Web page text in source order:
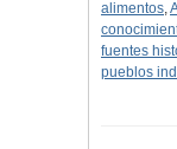
alimentos,
fuentes
pueblos